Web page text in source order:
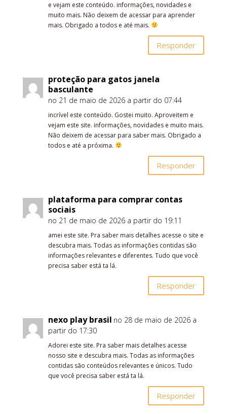
e vejam este conteúdo. informações, novidades e
muito mais. Não deixem de acessar para aprender
mais. Obrigado a todos e até mais.
Responder
proteção para gatos janela
basculante
no 21 de maio de 2026 a partir do 07:44
incrível este conteúdo. Gostei muito. Aproveitem e
vejam este site. informações, novidades e muito mais.
Não deixem de acessar para saber mais. Obrigado a
todos e até a próxima.
Responder
plataforma para comprar contas
sociais
no 21 de maio de 2026 a partir do 19:11
amei este site. Pra saber mais detalhes acesse o site e
descubra mais. Todas as informações contidas são
informações relevantes e diferentes. Tudo que você
precisa saber está ta lá.
Responder
nexo play brasil no 28 de maio de 2026 a
partir do 17:30
Adorei este site. Pra saber mais detalhes acesse
nosso site e descubra mais. Todas as informações
contidas são conteúdos relevantes e únicos. Tudo
que você precisa saber está ta lá.
Responder